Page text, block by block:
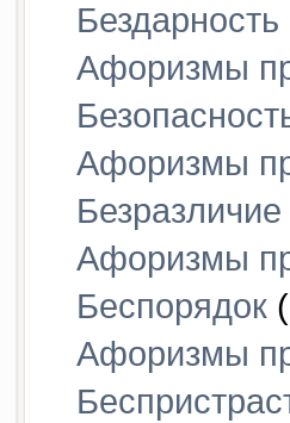
Бездарность
Афоризмы
Афоризмы
Безразличие
Афоризмы
Беспорядок
Афоризмы